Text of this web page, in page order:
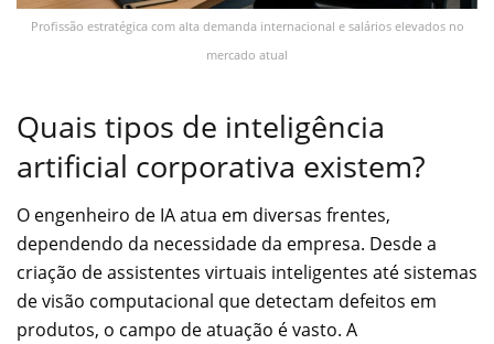
Profissão estratégica com alta demanda internacional e salários elevados no
mercado atual
Quais tipos de inteligência
artificial corporativa existem?
O engenheiro de IA atua em diversas frentes,
dependendo da necessidade da empresa. Desde a
criação de assistentes virtuais inteligentes até sistemas
de visão computacional que detectam defeitos em
produtos, o campo de atuação é vasto. A